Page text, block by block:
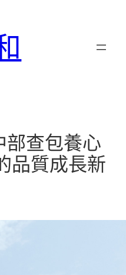
部查包養心
品質成長新